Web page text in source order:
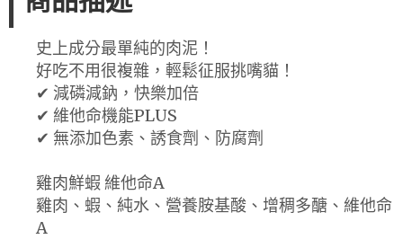
史上成分最單純的肉泥！
好吃不用很複雜，輕鬆征服挑嘴貓！
✔ 減磷減鈉，快樂加倍
✔ 維他命機能PLUS
✔ 無添加色素、誘食劑、防腐劑
雞肉鮮蝦 維他命A
雞肉、蝦、純水、營養胺基酸、增稠多醣、維他命
A